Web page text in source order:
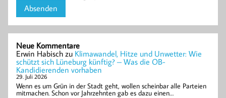
Neue Kommentare
Erwin Habisch zu Klimawandel, Hitze und Unwetter: Wie
schützt sich Lüneburg künftig? – Was die OB-
Kandidierenden vorhaben
29. Juli 2026
Wenn es um Grün in der Stadt geht, wollen scheinbar alle Parteien
mitmachen. Schon vor Jahrzehnten gab es dazu einen…